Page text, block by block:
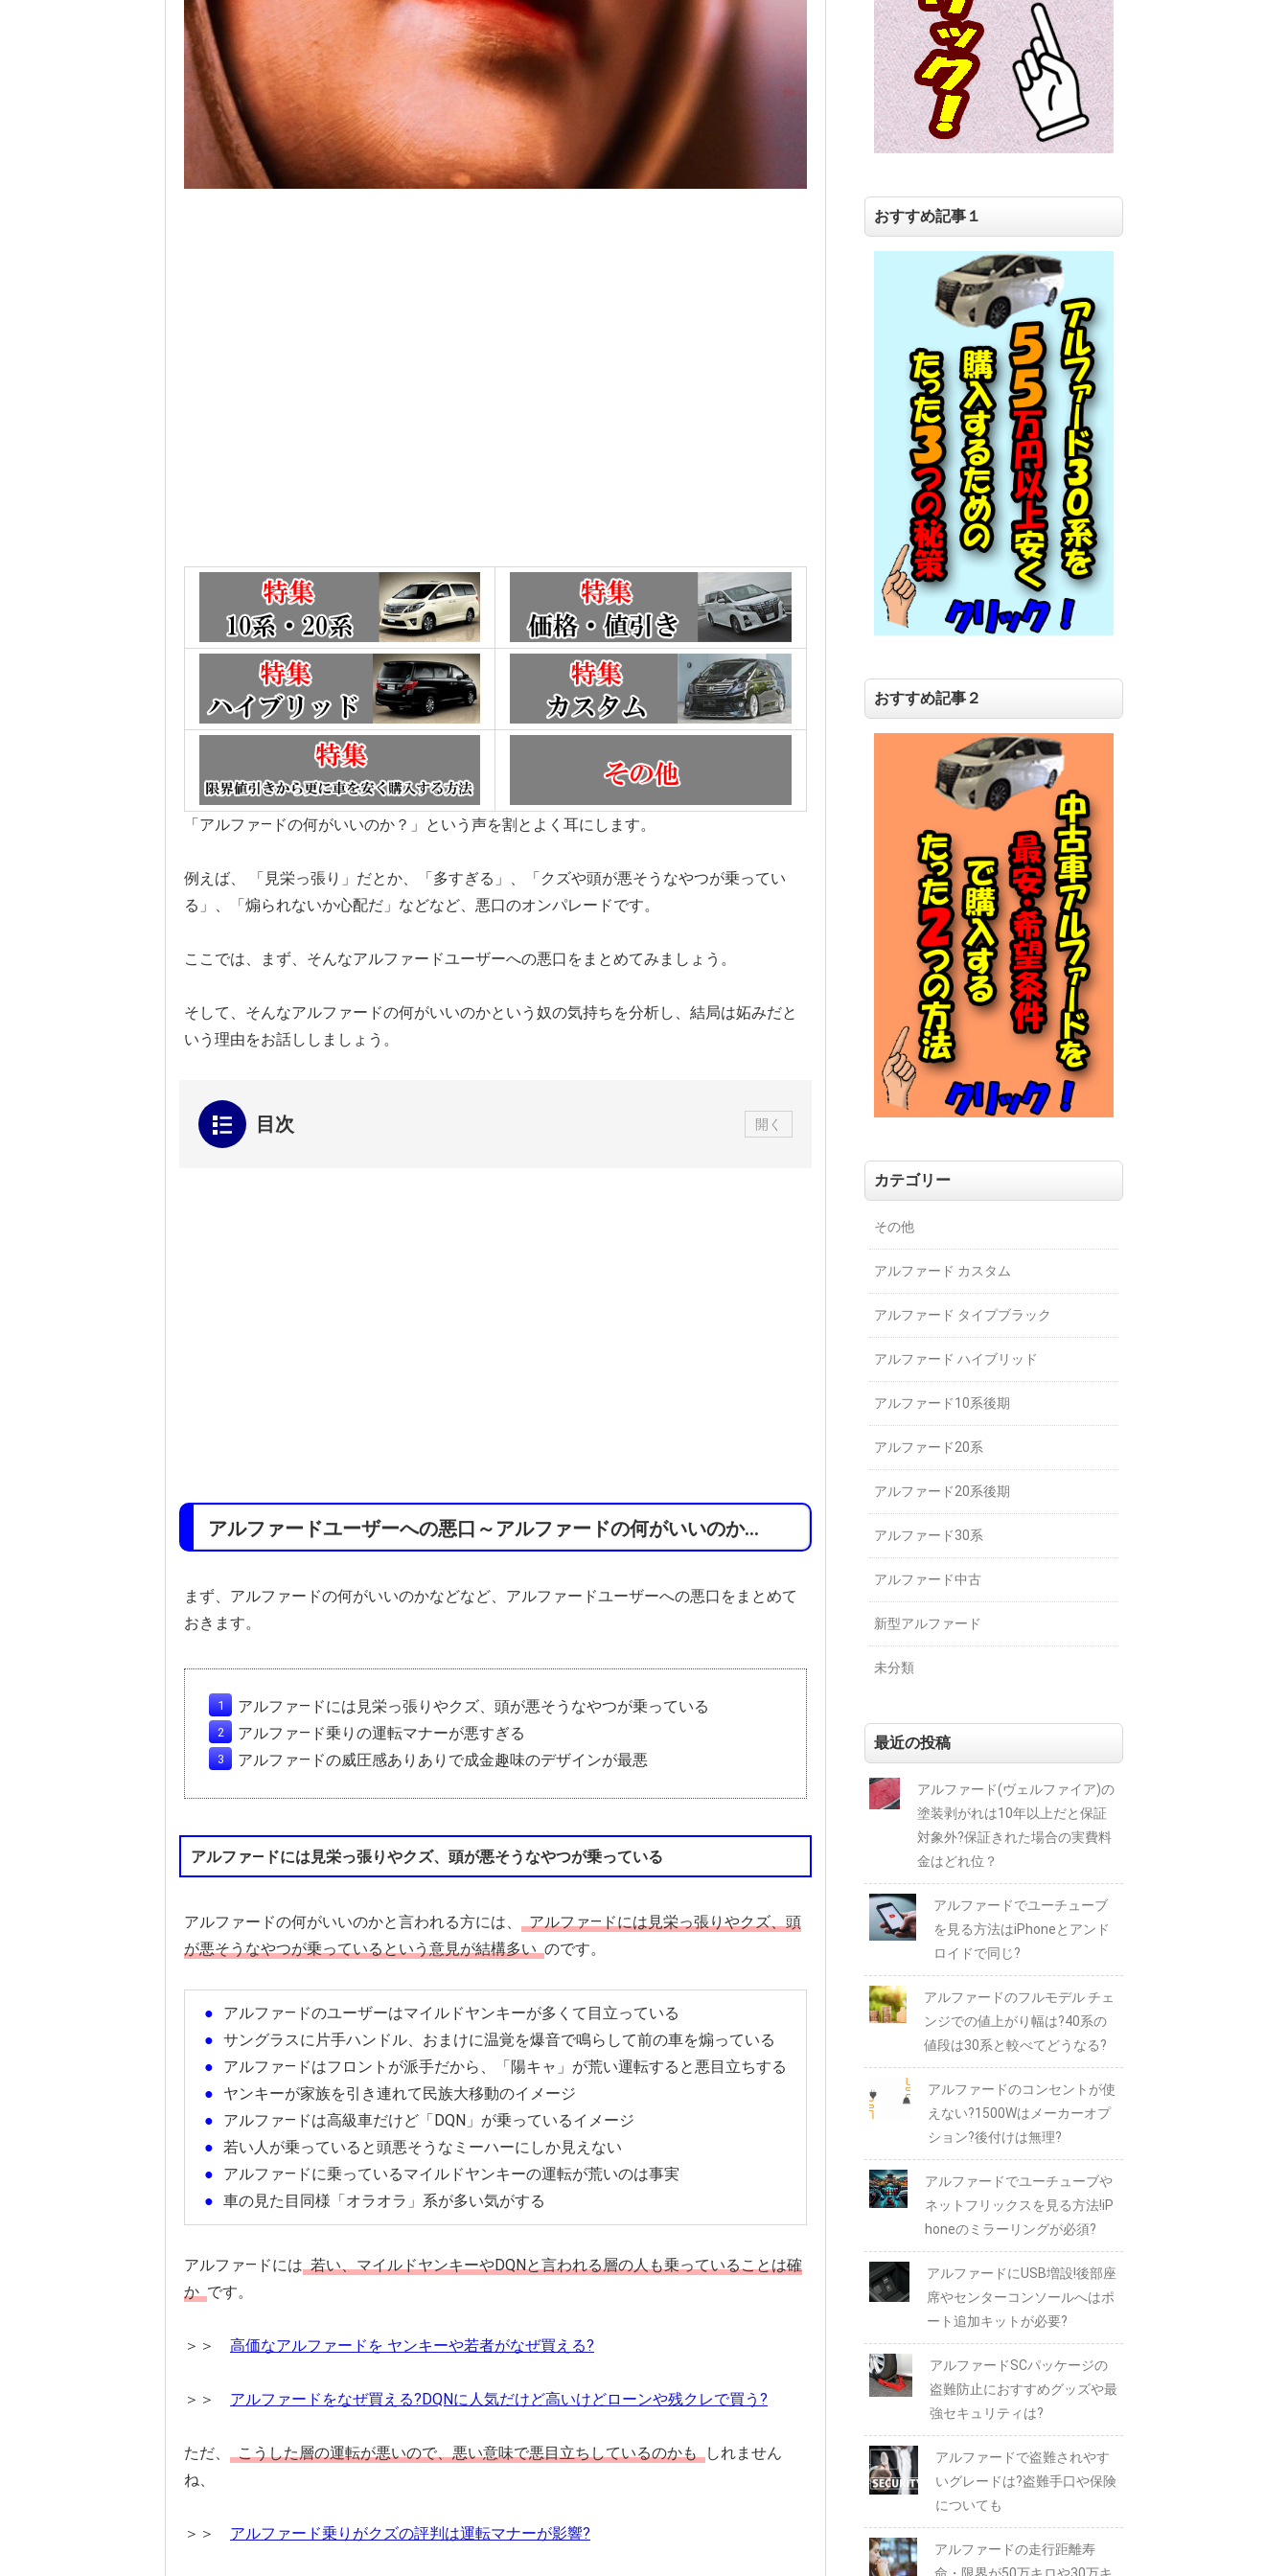
「アルファ―ドの何がいいのか？」という声を割とよく耳にします。
例えば、 「見栄っ張り」だとか、「多すぎる」、「クズや頭が悪そうなやつが乗ってい
る」、「煽られないか心配だ」などなど、悪口のオンパレードです。
ここでは、まず、そんなアルファードユーザーへの悪口をまとめてみましょう。
そして、そんなアルファードの何がいいのかという奴の気持ちを分析し、結局は妬みだと
いう理由をお話ししましょう。
目次 開く
アルファードユーザーへの悪口～アルファードの何がいいのか…
まず、アルファードの何がいいのかなどなど、アルファードユーザーへの悪口をまとめて
おきます。
アルファ―ドには見栄っ張りやクズ、頭が悪そうなやつが乗っている
アルファ―ド乗りの運転マナーが悪すぎる
アルファ―ドの威圧感ありありで成金趣味のデザインが最悪
アルファ―ドには見栄っ張りやクズ、頭が悪そうなやつが乗っている
アルファードの何がいいのかと言われる方には、
アルファ―ドには見栄っ張りやクズ、頭
が悪そうなやつが乗っているという意見が結構多い のです。
アルファ―ドのユーザーはマイルドヤンキーが多くて目立っている
サングラスに片手ハンドル、おまけに温覚を爆音で鳴らして前の車を煽っている
アルファ―ドはフロントが派手だから、「陽キャ」が荒い運転すると悪目立ちする
ヤンキーが家族を引き連れて民族大移動のイメージ
アルファ―ドは高級車だけど「DQN」が乗っているイメージ
若い人が乗っていると頭悪そうなミーハーにしか見えない
アルファ―ドに乗っているマイルドヤンキーの運転が荒いのは事実
車の見た目同様「オラオラ」系が多い気がする
アルファ―ドには 若い、マイルドヤンキーやDQNと言われる層の人も乗っていることは確
か です。
＞＞ 高価なアルファードを ヤンキーや若者がなぜ買える?
＞＞ アルファードをなぜ買える?DQNに人気だけど高いけどローンや残クレで買う?
ただ、 こうした層の運転が悪いので、悪い意味で悪目立ちしているのかも
しれません
ね、
＞＞ アルファード乗りがクズの評判は運転マナーが影響?
おすすめ記事１
おすすめ記事２
カテゴリー
その他
アルファード カスタム
アルファード タイプブラック
アルファード ハイブリッド
アルファード10系後期
アルファード20系
アルファード20系後期
アルファード30系
アルファード中古
新型アルファード
未分類
最近の投稿
アルファード(ヴェルファイア)の
塗装剥がれは10年以上だと保証
対象外?保証きれた場合の実費料
金はどれ位？
アルファードでユーチューブ
を見る方法はiPhoneとアンド
ロイドで同じ?
アルファードのフルモデル チェ
ンジでの値上がり幅は?40系の
値段は30系と較べてどうなる?
アルファードのコンセントが使
えない?1500Wはメーカーオプ
ション?後付けは無理?
アルファードでユーチューブや
ネットフリックスを見る方法!iP
honeのミラーリングが必須?
アルファードにUSB増設!後部座
席やセンターコンソールへはポ
ート追加キットが必要?
アルファードSCパッケージの
盗難防止におすすめグッズや最
強セキュリティは?
アルファードで盗難されやす
いグレードは?盗難手口や保険
についても
アルファードの走行距離寿